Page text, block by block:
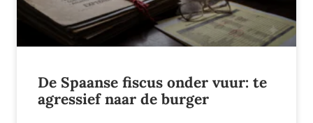
De Spaanse fiscus onder vuur: te
agressief naar de burger